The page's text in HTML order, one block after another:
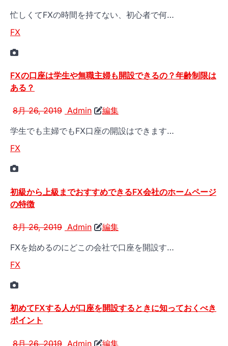
忙しくてFXの時間を持てない、初心者で何…
FX
FXの口座は学生や無職主婦も開設できるの？年齢制限は
ある？
8月 26, 2019 Admin
編集
学生でも主婦でもFX口座の開設はできます…
FX
初級から上級までおすすめできるFX会社のホームページ
の特徴
8月 26, 2019 Admin
編集
FXを始めるのにどこの会社で口座を開設す…
FX
初めてFXする人が口座を開設するときに知っておくべき
ポイント
8月 26, 2019 Admin 編集